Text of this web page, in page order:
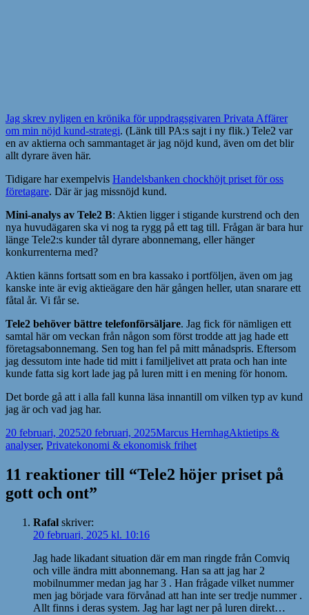
Jag skrev nyligen en krönika för uppdragsgivaren Privata Affärer
om min nöjd kund-strategi. (Länk till PA:s sajt i ny flik.) Tele2 var
en av aktierna och sammantaget är jag nöjd kund, även om det blir
allt dyrare även här.
Tidigare har exempelvis Handelsbanken chockhöjt priset för oss
företagare. Där är jag missnöjd kund.
Mini-analys av Tele2 B: Aktien ligger i stigande kurstrend och den
nya huvudägaren ska vi nog ta rygg på ett tag till. Frågan är bara hur
länge Tele2:s kunder tål dyrare abonnemang, eller hänger
konkurrenterna med?
Aktien känns fortsatt som en bra kassako i portföljen, även om jag
kanske inte är evig aktieägare den här gången heller, utan snarare ett
fåtal år. Vi får se.
Tele2 behöver bättre telefonförsäljare. Jag fick för nämligen ett
samtal här om veckan från någon som först trodde att jag hade ett
företagsabonnemang. Sen tog han fel på mitt månadspris. Eftersom
jag dessutom inte hade tid mitt i familjelivet att prata och han inte
kunde fatta sig kort lade jag på luren mitt i en mening för honom.
Det borde gå att i alla fall kunna läsa innantill om vilken typ av kund
jag är och vad jag har.
Postat
20 februari, 202520 februari, 2025Författare
Marcus HernhagKategorier
Aktietips &
analyser, Privatekonomi & ekonomisk frihet
11 reaktioner till “Tele2 höjer priset på
gott och ont”
Rafal skriver:
20 februari, 2025 kl. 10:16
Jag hade likadant situation där em man ringde från Comviq
och ville ändra mitt abonnemang. Han sa att jag har 2
mobilnummer medan jag har 3 . Han frågade vilket nummer
men jag började vara förvånad att han inte ser tredje nummer .
Allt finns i deras system. Jag har lagt ner på luren direkt…